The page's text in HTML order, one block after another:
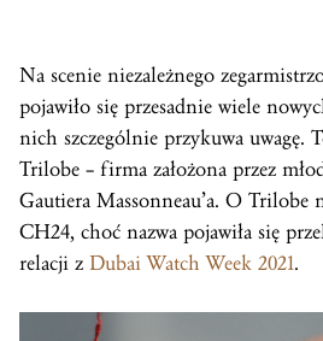
Na scenie niezależnego
pojawiło się przesadnie wiele
nich szczególnie przykuwa uwagę.
Trilobe – firma założona przez
Gautiera Massonneau’a. O Trilobe
CH24, choć nazwa pojawiła się
relacji z Dubai Watch Week 2021.